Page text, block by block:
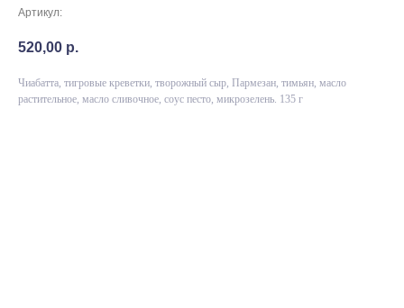
Артикул:
520,00 р.
Чиабатта, тигровые креветки, творожный сыр, Пармезан, тимьян, масло
растительное, масло сливочное, соус песто, микрозелень. 135 г